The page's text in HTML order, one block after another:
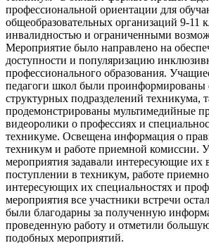
профессиональной ориентации для
общеобразовательных организаций 9-11
инвалидностью и ограниченными
Мероприятие было направлено на
доступности и популяризацию
профессионального образования.
педагоги школ были проинформированы
структурных подразделений техникума,
продемонстрированы мультимедийные
видеоролики о профессиях и
техникуме. Освещена информация о
техникум и работе приемной комиссии.
мероприятия задавали интересующие их
поступлении в техникум, работе
интересующих их специальностях и
мероприятия все участники встречи
были благодарны за полученную
проведенную работу и отметили
подобных мероприятий.